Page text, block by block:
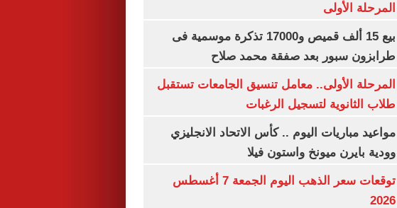
المرحلة الأولى
بيع 15 ألف قميص و17000 تذكرة موسمية فى
طرابزون سبور بعد صفقة محمد صلاح
المرحلة الأولى.. معامل تنسيق الجامعات تستقبل
طلاب الثانوية لتسجيل الرغبات
مواعيد مباريات اليوم .. كأس الاتحاد الانجليزي
وودية بايرن ميونخ واستون فيلا
توقعات سعر الذهب اليوم الجمعة 7 أغسطس
2026